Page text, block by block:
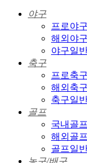
야구
프로야구
해외야구
야구일
축구
프로축구
해외축구
축구일
골프
국내골프
해외골프
골프일
농구/배구